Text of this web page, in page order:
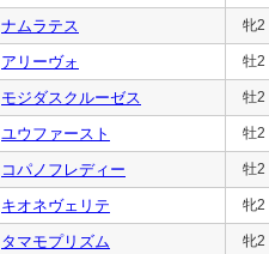
ナムラテス 牝2
アリーヴォ 牡2
モジダスクルーゼス 牡2
ユウファースト 牡2
コパノフレディー 牡2
キオネヴェリテ 牝2
タマモプリズム 牝2